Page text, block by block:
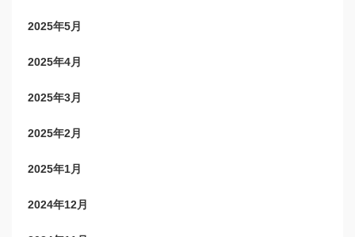
2025年5月
2025年4月
2025年3月
2025年2月
2025年1月
2024年12月